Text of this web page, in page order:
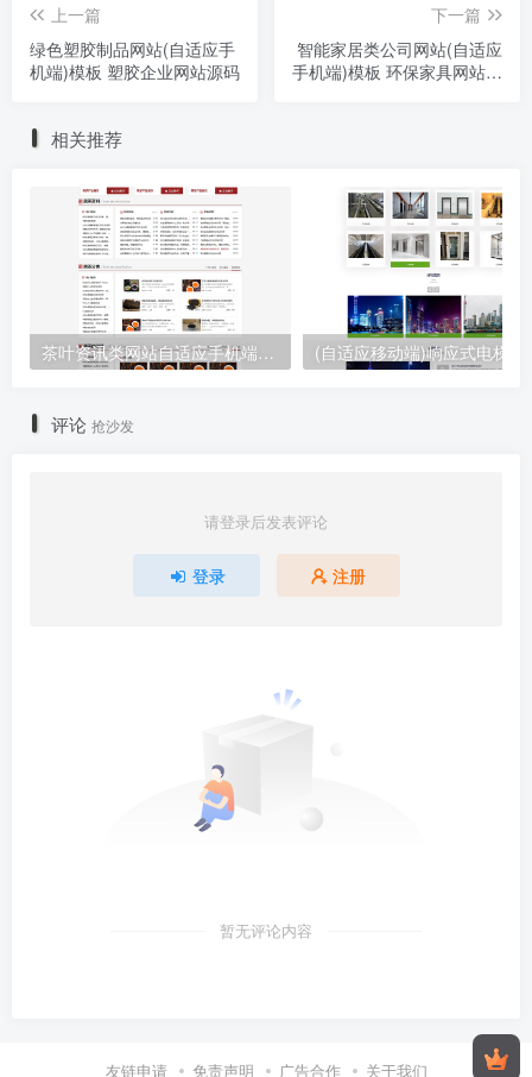
上一篇
绿色塑胶制品网站(自适应手
机端)模板 塑胶企业网站源码
下一篇
智能家居类公司网站(自适应
手机端)模板 环保家具网站源
相关推荐
茶叶资讯类网站自适应手机端pbootcms模板 茶叶产品茶叶知识信息网站源码下载
评论 抢沙发
请登录后发表评论
登录 注册
暂无评论内容
友链申请 免责声明 广告合作 关于我们